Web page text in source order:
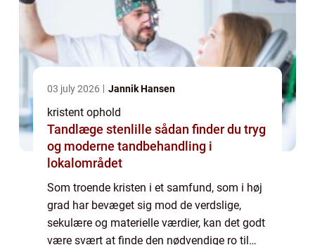
03 july 2026 Jannik Hansen
kristent ophold
Tandlæge stenlille sådan finder du tryg
og moderne tandbehandling i
lokalområdet
Som troende kristen i et samfund, som i høj
grad har bevæget sig mod de verdslige,
sekulære og materielle værdier, kan det godt
være svært at finde den nødvendige ro til